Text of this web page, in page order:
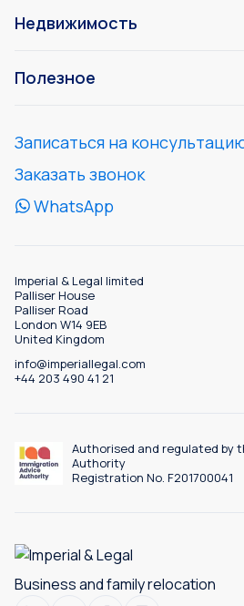
Недвижимость
Полезное
Записаться на
Заказать звонок
WhatsApp
Imperial & Legal limited
Palliser House
Palliser Road
London W14 9EB
United Kingdom
info@imperiallegal.com
+44 203 490 41 21
Authorised and regulated by
Authority
Registration No. F201700041
Business and family relocation